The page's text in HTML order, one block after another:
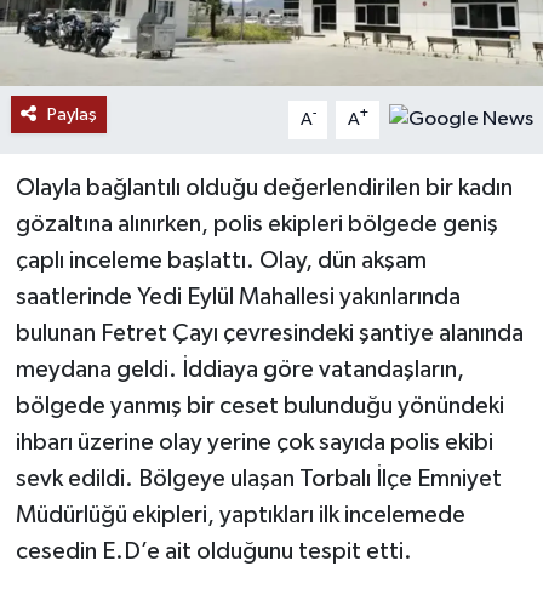
Paylaş A- A+
Olayla bağlantılı olduğu değerlendirilen bir kadın
gözaltına alınırken, polis ekipleri bölgede geniş
çaplı inceleme başlattı. Olay, dün akşam
saatlerinde Yedi Eylül Mahallesi yakınlarında
bulunan Fetret Çayı çevresindeki şantiye alanında
meydana geldi. İddiaya göre vatandaşların,
bölgede yanmış bir ceset bulunduğu yönündeki
ihbarı üzerine olay yerine çok sayıda polis ekibi
sevk edildi. Bölgeye ulaşan Torbalı İlçe Emniyet
Müdürlüğü ekipleri, yaptıkları ilk incelemede
cesedin E.D’e ait olduğunu tespit etti.